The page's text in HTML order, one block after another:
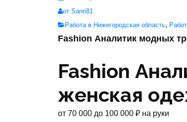
от Sanri81
Работа в Нижегородская область,
Fashion Аналитик модных
Fashion
женская
от 70 000 до 100 000 ₽ на руки